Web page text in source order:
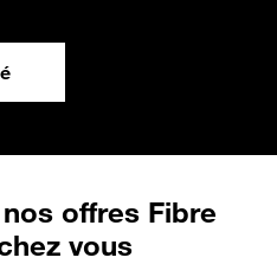
offres Fibre
vous